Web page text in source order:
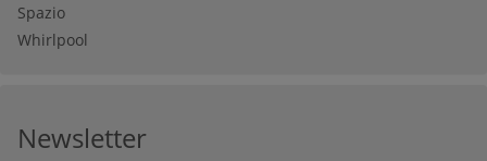
Spazio
Whirlpool
Newsletter